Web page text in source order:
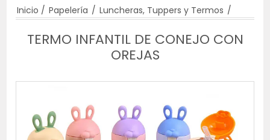
Inicio / Papelería / Luncheras, Tuppers y Termos /
TERMO INFANTIL DE CONEJO CON
OREJAS